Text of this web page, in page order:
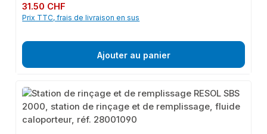
Prix régulier :
31.50 CHF
Prix TTC, frais de livraison en sus
Ajouter au panier